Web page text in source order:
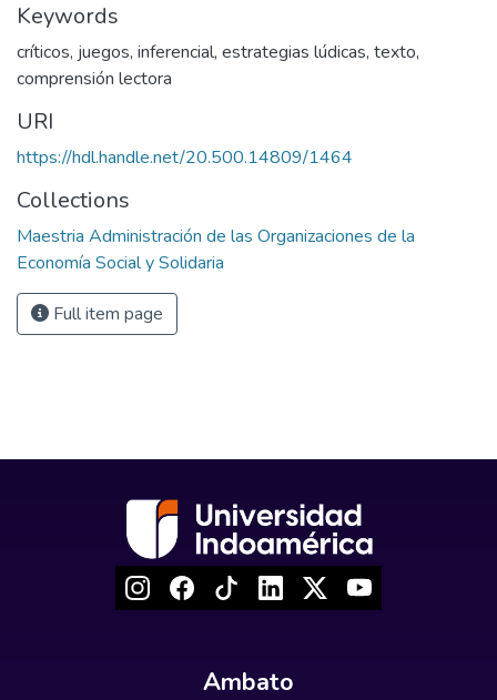
Keywords
críticos, juegos, inferencial, estrategias lúdicas, texto,
comprensión lectora
URI
https://hdl.handle.net/20.500.14809/1464
Collections
Maestria Administración de las Organizaciones de la
Economía Social y Solidaria
Full item page
Ambato